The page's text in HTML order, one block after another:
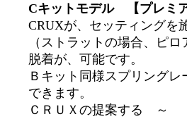
Cキットモデル 【プレミア
CRUXが、セッティングを
（ストラットの場合、ピ
脱着が、可能です。
Ｂキット同様スプリング
できます。
ＣＲＵＸの提案する ～